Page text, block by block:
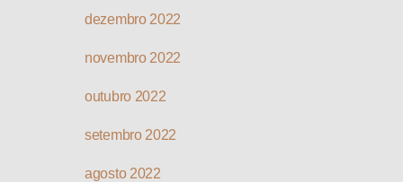
dezembro 2022
novembro 2022
outubro 2022
setembro 2022
agosto 2022